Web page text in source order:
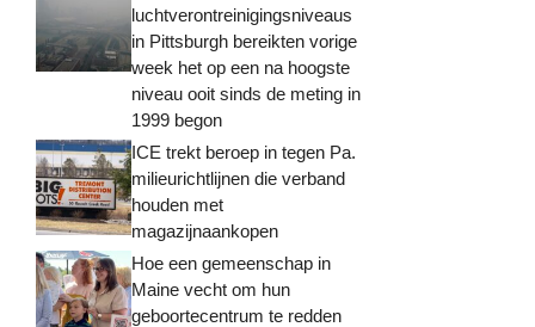
luchtverontreinigingsniveaus
in Pittsburgh bereikten vorige
week het op een na hoogste
niveau ooit sinds de meting in
1999 begon
ICE trekt beroep in tegen Pa.
milieurichtlijnen die verband
houden met
magazijnaankopen
Hoe een gemeenschap in
Maine vecht om hun
geboortecentrum te redden